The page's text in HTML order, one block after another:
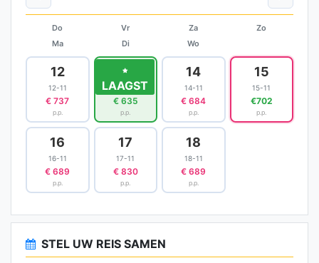
Do Vr Za
Zo
Ma
Di Wo
12
12-11
€ 737
p.p.
LAAGST
13
13-11
€ 635
p.p.
14
14-11
€ 684
p.p.
15
15-11
€702
p.p.
16
16-11
€ 689
p.p.
17
17-11
€ 830
p.p.
18
18-11
€ 689
p.p.
STEL UW REIS SAMEN